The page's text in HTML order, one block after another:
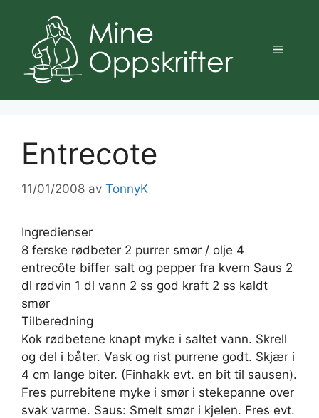
innhold
Meny
Entrecote
11/01/2008 av TonnyK
Ingredienser
8 ferske rødbeter 2 purrer smør / olje 4
entrecôte biffer salt og pepper fra kvern Saus 2
dl rødvin 1 dl vann 2 ss god kraft 2 ss kaldt
smør
Tilberedning
Kok rødbetene knapt myke i saltet vann. Skrell
og del i båter. Vask og rist purrene godt. Skjær i
4 cm lange biter. (Finhakk evt. en bit til sausen).
Fres purrebitene myke i smør i stekepanne over
svak varme. Saus: Smelt smør i kjelen. Fres evt.